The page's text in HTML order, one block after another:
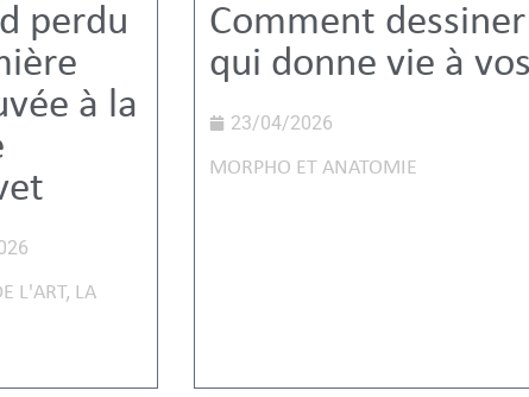
perdu
à la
L'ART, LA
Comment
qui donne vie à
23/04/2026
MORPHO ET ANATOMIE